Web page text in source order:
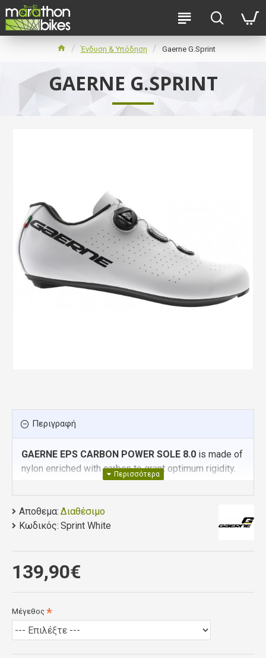
Ένδυση & Υπόδηση Gaerne G.Sprint
GAERNE G.SPRINT
Περιγραφή
GAERNE EPS CARBON POWER SOLE 8.0 is made of
nylon enriched with carbon to grant optimum rigidity.
The thin thickness guarantees a round pedaling
without energy dispersion. The stability of the foot is
increased thanks to the shape of the sole in the
plantar arch area.
interchangeable pad in the rear. An alignment scale
been increased by 9mm compared to the previous
sole.
Compatible with most available quick-release pedals.
Αποθεμα: Διαθέσιμο
Κωδικός: Sprint White
139,90€
Μέγεθος